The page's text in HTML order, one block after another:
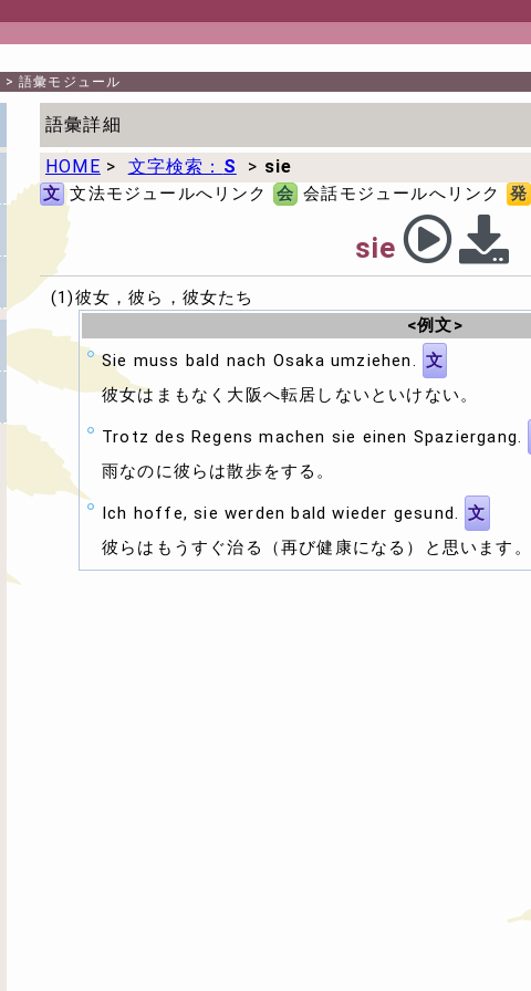
>語彙モジュール
語彙詳細
HOME > 文字検索： S > sie
文 文法モジュールへリンク 会 会話モジュールへリンク 発
sie
(1)彼女，彼ら，彼女たち
<例文>
Sie muss bald nach Osaka umziehen. 文
彼女はまもなく大阪へ転居しないといけない。
Trotz des Regens machen sie einen Spaziergang.
雨なのに彼らは散歩をする。
Ich hoffe, sie werden bald wieder gesund. 文
彼らはもうすぐ治る（再び健康になる）と思います。